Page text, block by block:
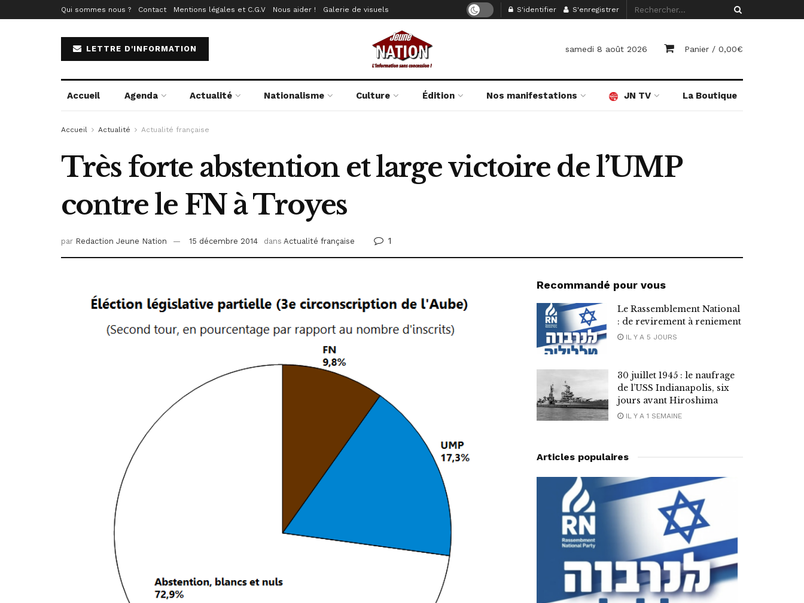
Qui sommes nous ? Contact Mentions légales et C.G.V Nous aider ! Galerie de visuels S'identifier S'enregistrer
LETTRE D'INFORMATION samedi 8 août 2026 Panier / 0,00€
Accueil Agenda Actualité Nationalisme Culture Édition Nos manifestations JN TV La Boutique
Accueil Actualité Actualité française
Très forte abstention et large victoire de l’UMP
contre le FN à Troyes
par Redaction Jeune Nation 15 décembre 2014 dans Actualité française 1
Recommandé pour vous
Le Rassemblement National
: de revirement à reniement
IL Y A 5 JOURS
30 juillet 1945 : le naufrage
de l’USS Indianapolis, six
jours avant Hiroshima
IL Y A 1 SEMAINE
Articles populaires